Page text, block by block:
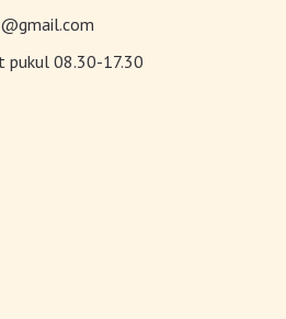
pukul 08.30-17.30